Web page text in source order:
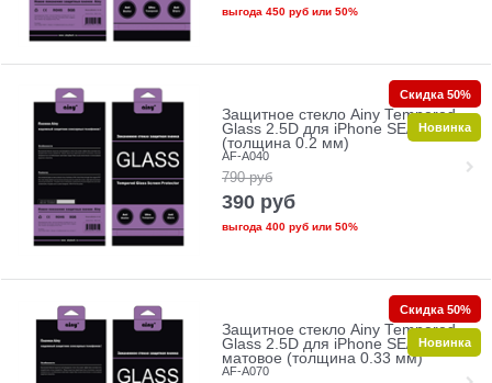
выгода 450 рубили 50%
Защитное стекло Ainy Tempered
Glass 2.5D для iPhone SE/5/5c/5s
(толщина 0.2 мм)
AF-A040
790 руб
390 руб
выгода 400 рубили 50%
Скидка 50%
Новинка
Защитное стекло Ainy Tempered
Glass 2.5D для iPhone SE/5/5c/5s
матовое (толщина 0.33 мм)
AF-A070
Скидка 50%
Новинка